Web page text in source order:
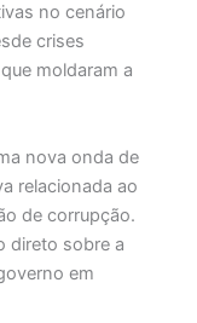
no cenário
crises
moldaram a
nova onda de
relacionada ao
de corrupção.
direto sobre a
em